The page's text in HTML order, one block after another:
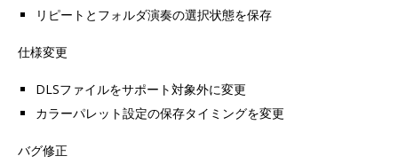
リピートとフォルダ演奏の選択状態を保存
仕様変更
DLSファイルをサポート対象外に変更
カラーパレット設定の保存タイミングを変更
バグ修正